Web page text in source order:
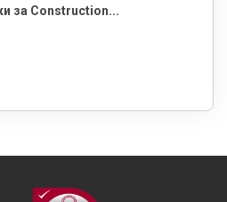
за Construction...